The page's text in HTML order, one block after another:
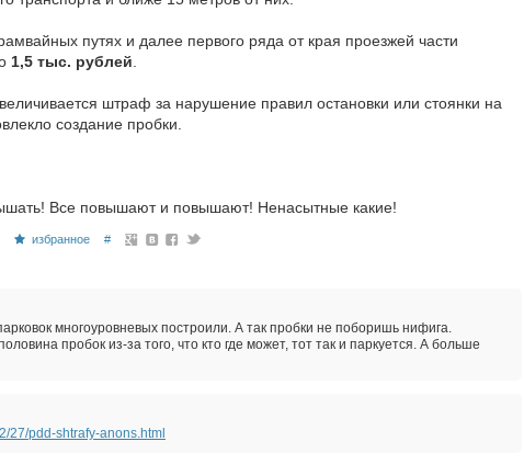
путях и далее первого ряда от края проезжей части
1,5 тыс. рублей
штраф за нарушение правил остановки или стоянки на
создание пробки.
Все повышают и повышают! Ненасытные какие!
избранное #
многоуровневых построили. А так пробки не поборишь нифига.
пробок из-за того, что кто где может, тот так и паркуется. А больше
27/pdd-shtrafy-anons.html